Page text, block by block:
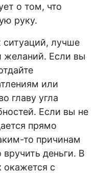
о том, что
руку.
лучше
желаний. Если вы
или
главу угла
Если вы не
прямо
то причинам
деньги. В
окажется с